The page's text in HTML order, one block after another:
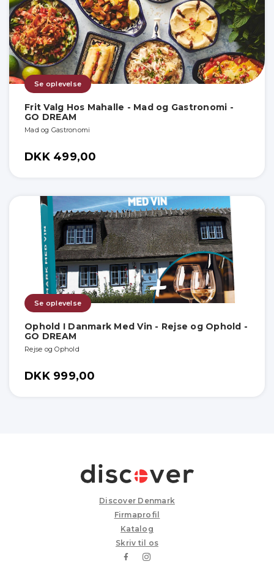
Se oplevelse
Frit Valg Hos Mahalle - Mad og Gastronomi -
GO DREAM
Mad og Gastronomi
DKK 499,00
Se oplevelse
Ophold I Danmark Med Vin - Rejse og Ophold -
GO DREAM
Rejse og Ophold
DKK 999,00
Discover Denmark
Firmaprofil
Katalog
Skriv til os